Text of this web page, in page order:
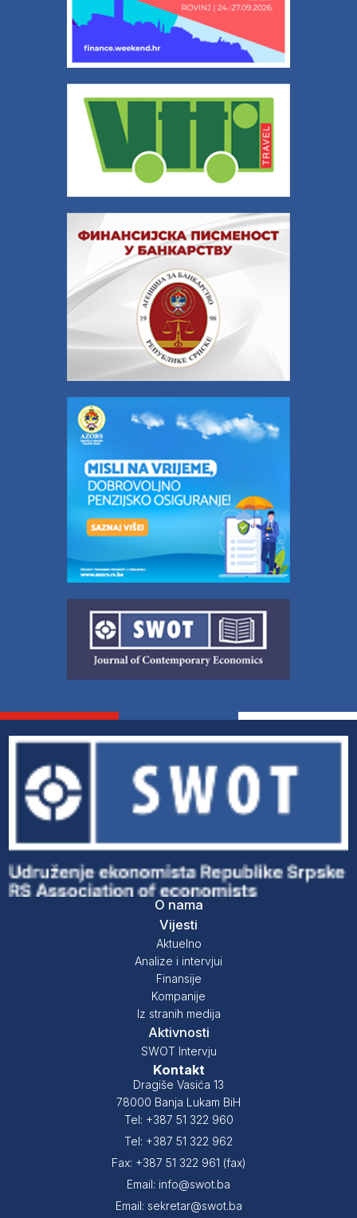
O nama
Vijesti
Aktuelno
Analize i intervjui
Finansije
Kompanije
Iz stranih medija
Aktivnosti
SWOT Intervju
Kontakt
Dragiše Vasića 13
78000 Banja Lukam BiH
Tel: +387 51 322 960
Tel: +387 51 322 962
Fax: +387 51 322 961 (fax)
Email: info@swot.ba
Email: sekretar@swot.ba